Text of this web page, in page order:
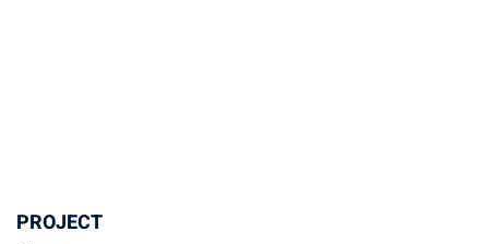
PROJECT